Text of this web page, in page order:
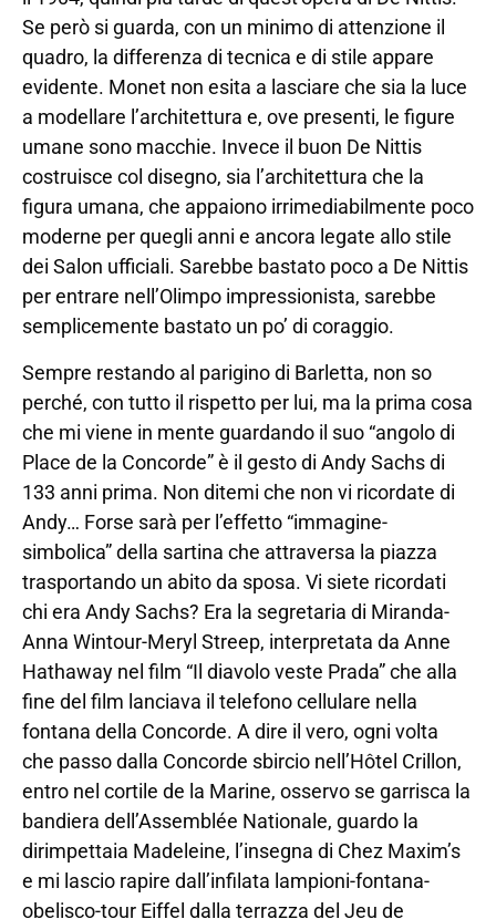
Se però si guarda, con un minimo di attenzione il
quadro, la differenza di tecnica e di stile appare
evidente. Monet non esita a lasciare che sia la luce
a modellare l’architettura e, ove presenti, le figure
umane sono macchie. Invece il buon De Nittis
costruisce col disegno, sia l’architettura che la
figura umana, che appaiono irrimediabilmente poco
moderne per quegli anni e ancora legate allo stile
dei Salon ufficiali. Sarebbe bastato poco a De Nittis
per entrare nell’Olimpo impressionista, sarebbe
semplicemente bastato un po’ di coraggio.
Sempre restando al parigino di Barletta, non so
perché, con tutto il rispetto per lui, ma la prima cosa
che mi viene in mente guardando il suo “angolo di
Place de la Concorde” è il gesto di Andy Sachs di
133 anni prima. Non ditemi che non vi ricordate di
Andy… Forse sarà per l’effetto “immagine-
simbolica” della sartina che attraversa la piazza
trasportando un abito da sposa. Vi siete ricordati
chi era Andy Sachs? Era la segretaria di Miranda-
Anna Wintour-Meryl Streep, interpretata da Anne
Hathaway nel film “Il diavolo veste Prada” che alla
fine del film lanciava il telefono cellulare nella
fontana della Concorde. A dire il vero, ogni volta
che passo dalla Concorde sbircio nell’Hôtel Crillon,
entro nel cortile de la Marine, osservo se garrisca la
bandiera dell’Assemblée Nationale, guardo la
dirimpettaia Madeleine, l’insegna di Chez Maxim’s
e mi lascio rapire dall’infilata lampioni-fontana-
obelisco-tour Eiffel dalla terrazza del Jeu de